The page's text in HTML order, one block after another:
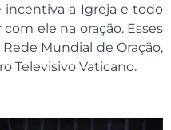
incentiva a Igreja e todo
ele na oração. Esses
Mundial de Oração,
Televisivo Vaticano.